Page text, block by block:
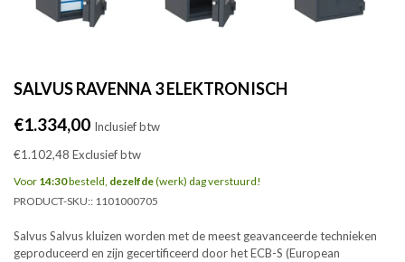
SALVUS RAVENNA 3 ELEKTRONISCH
Normale
prijs
€1.334,00 Inclusief btw
€1.102,48 Exclusief btw
Voor 14:30besteld, dezelfde(werk) dag verstuurd!
PRODUCT-SKU:: 1101000705
Salvus Salvus kluizen worden met de meest geavanceerde technieken
geproduceerd en zijn gecertificeerd door het ECB-S (European